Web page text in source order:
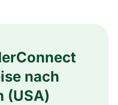
nach
(USA)